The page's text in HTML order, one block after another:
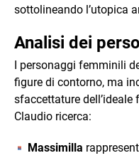
sottolineando l’utopica
Analisi dei
I personaggi femminili
figure di contorno, ma
sfaccettature
Claudio ricerca:
Massimilla